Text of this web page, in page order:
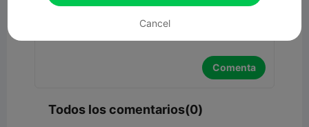
Comenta
Todos los comentarios(0)
Cancel